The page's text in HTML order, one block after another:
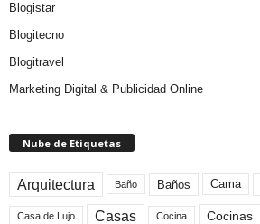
Blogistar
Blogitecno
Blogitravel
Marketing Digital & Publicidad Online
Nube de Etiquetas
Arquitectura Baño Baños Cama
Casa de Lujo Casas Cocina Cocinas